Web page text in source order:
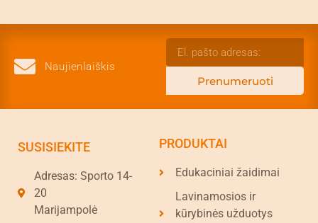
Naujienlaiškis
Prenumeruoti
SUSISIEKITE
Adresas: Sporto 14-
20
Marijampolė
PRODUKTAI
Edukaciniai žaidimai
Lavinamosios ir
kūrybinės užduotys